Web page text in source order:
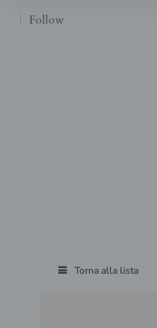
Follow
Torna alla lista